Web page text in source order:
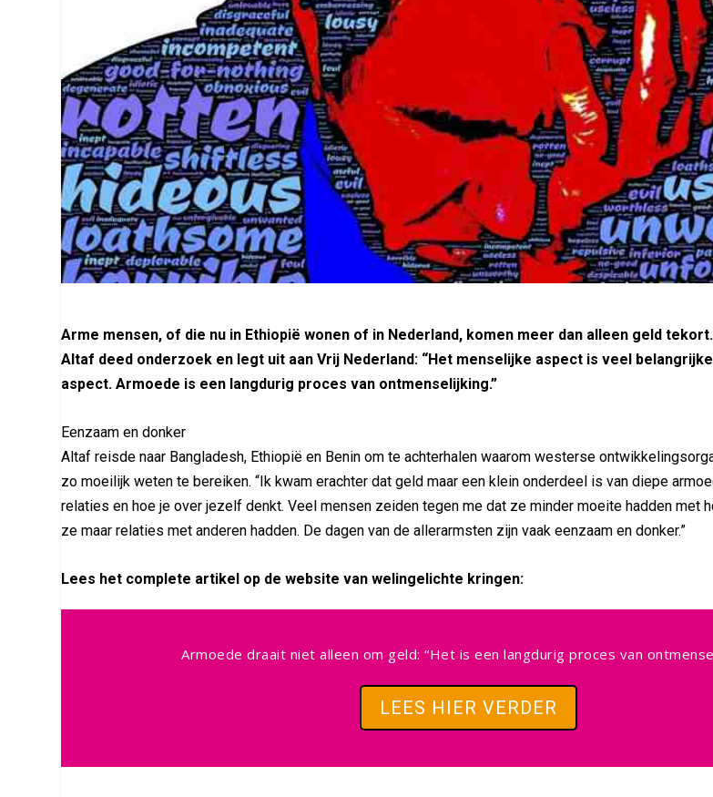
Arme mensen, of die nu in Ethiopië wonen of in Nederland, komen meer dan alleen geld
Altaf deed onderzoek en legt uit aan Vrij Nederland: “Het menselijke aspect is veel
aspect. Armoede is een langdurig proces van ontmenselijking.”
Eenzaam en donker
Altaf reisde naar Bangladesh, Ethiopië en Benin om te achterhalen waarom westerse
zo moeilijk weten te bereiken. “Ik kwam erachter dat geld maar een klein onderdeel is van diepe
relaties en hoe je over jezelf denkt. Veel mensen zeiden tegen me dat ze minder moeite hadden met
ze maar relaties met anderen hadden. De dagen van de allerarmsten zijn vaak eenzaam en donker.”
Lees het complete artikel op de website van welingelichte kringen:
Armoede draait niet alleen om geld: “Het is een langdurig proces van
LEES HIER VERDER